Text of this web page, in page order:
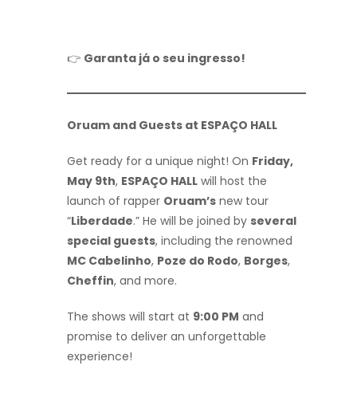
👉 Garanta já o seu ingresso!
Oruam and Guests at ESPAÇO HALL
Get ready for a unique night! On Friday,
May 9th, ESPAÇO HALL will host the
launch of rapper Oruam’s new tour
“Liberdade.” He will be joined by several
special guests, including the renowned
MC Cabelinho, Poze do Rodo, Borges,
Cheffin, and more.
The shows will start at 9:00 PM and
promise to deliver an unforgettable
experience!